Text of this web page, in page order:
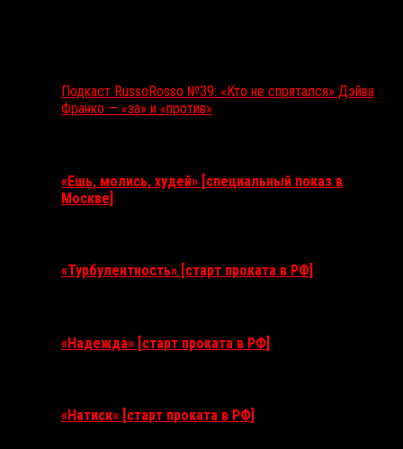
Подкаст RussoRosso №39: «Кто не спрятался» Дэйва
Франко — «за» и «против»
«Ешь, молись, худей» [специальный показ в
Москве]
«Турбулентность» [старт проката в РФ]
«Надежда» [старт проката в РФ]
«Натиск» [старт проката в РФ]